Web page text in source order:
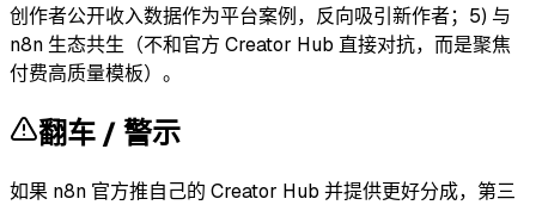
创作者公开收入数据作为平台案例，反向吸引新作者；5) 与
n8n 生态共生（不和官方 Creator Hub 直接对抗，而是聚焦
付费高质量模板）。
翻车 / 警示
如果 n8n 官方推自己的 Creator Hub 并提供更好分成，第三